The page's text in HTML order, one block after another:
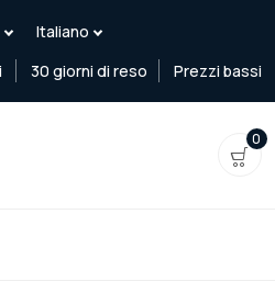
30 giorni di reso Prezzi bassi
0